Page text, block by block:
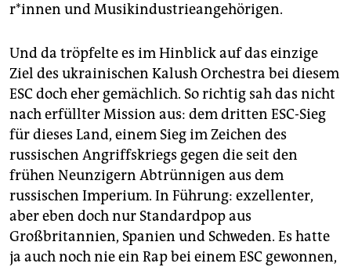
r*in­nen und Musik­industrieangehörigen.
Und da tröpfelte es im Hinblick auf das einzige
Ziel des ukrainischen Kalush Orchestra bei diesem
ESC doch eher gemächlich. So richtig sah das nicht
nach erfüllter Mission aus: dem dritten ESC-Sieg
für dieses Land, einem Sieg im Zeichen des
russischen Angriffskriegs gegen die seit den
frühen Neunzigern Abtrünnigen aus dem
russischen Imperium. In Führung: exzellenter,
aber eben doch nur Standardpop aus
Großbritannien, Spanien und Schweden. Es hatte
ja auch noch nie ein Rap bei einem ESC gewonnen,